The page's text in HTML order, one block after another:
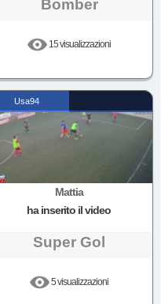
Bomber
15 visualizzazioni
Usa94
Mattia
ha inserito il video
Super Gol
5 visualizzazioni